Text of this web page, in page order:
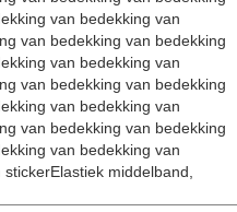
van bedekking van
van bedekking van bedekking
van bedekking van
van bedekking van bedekking
van bedekking van
van bedekking van bedekking
van bedekking van
middelband,